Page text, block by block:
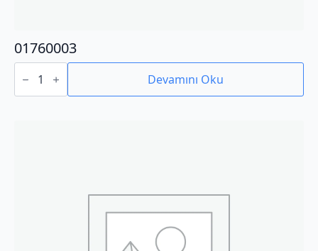
01760003
01760003
adet Devamını Oku